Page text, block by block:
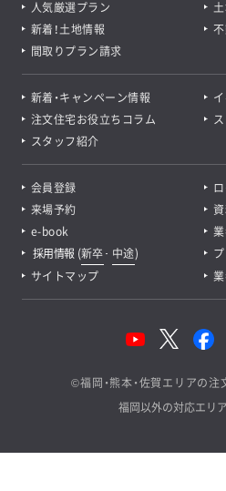
人気厳選プラン
新着！土地情報
間取りプラン請求
新着・キャンペーン情報
注文住宅お役立ちコラム
スタッフ紹介
会員登録
来場予約
e-book
採用情報 (新卒･ 中途)
サイトマップ
©福岡・熊本・佐賀エリアの
福岡以外の対応エリア